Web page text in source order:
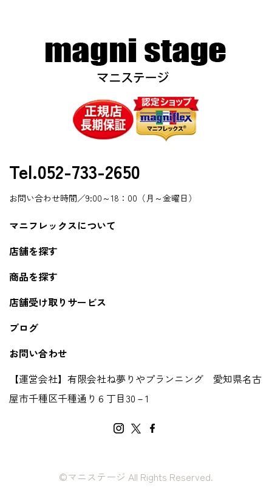
Tel.052-733-2650
お問い合わせ時間／9:00～18：00（月～金曜日）
マニフレックスについて
店舗を探す
商品を探す
店舗受け取りサービス
ブログ
お問い合わせ
【運営会社】有限会社ね夢りやプランニング 愛知県名古
屋市千種区千種通り６丁目30－1
©マニステージ All Rights Reserved.